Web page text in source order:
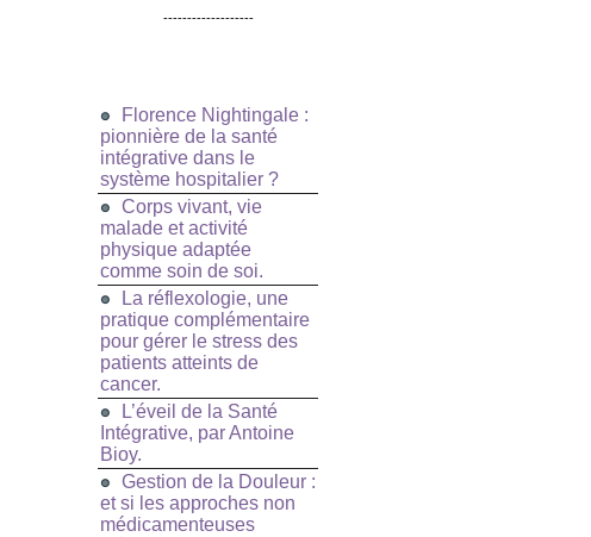
-------------------
Florence Nightingale :
pionnière de la santé
intégrative dans le
système hospitalier ?
Corps vivant, vie
malade et activité
physique adaptée
comme soin de soi.
La réflexologie, une
pratique complémentaire
pour gérer le stress des
patients atteints de
cancer.
L’éveil de la Santé
Intégrative, par Antoine
Bioy.
Gestion de la Douleur :
et si les approches non
médicamenteuses